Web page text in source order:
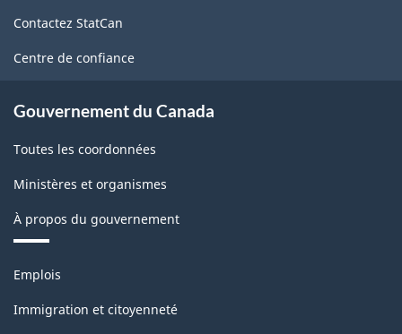
ce
site
Contactez StatCan
Centre de confiance
Gouvernement du Canada
Toutes les coordonnées
Ministères et organismes
À propos du gouvernement
Thèmes
sujets
Emplois
Immigration et citoyenneté